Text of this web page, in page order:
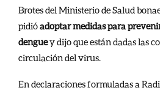
Brotes del Ministerio de Salud
pidióadoptar medidas para
denguey dijo que están dadas las
circulación del virus.
En declaraciones formuladas a